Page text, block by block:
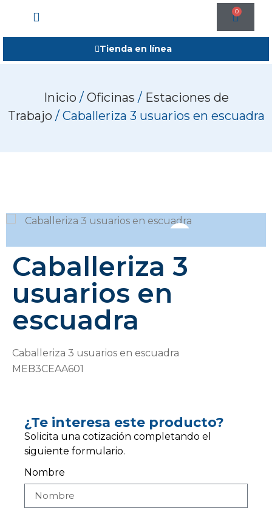
0
Tienda en línea
Inicio / Oficinas / Estaciones de
Trabajo / Caballeriza 3 usuarios en escuadra
Caballeriza 3
usuarios en
escuadra
Caballeriza 3 usuarios en escuadra
MEB3CEAA601
¿Te interesa este producto?
Solicita una cotización completando el
siguiente formulario.
Nombre